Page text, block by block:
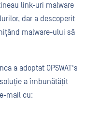
link-uri malware
dar a descoperit
malware-ului să
a adoptat OPSWAT's
a îmbunătățit
mail cu: